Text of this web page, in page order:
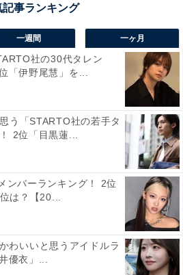
を一度に楽しめる場所として高
ン、カフェのしらす丼が有名で
い」（20代女性／高知県）、
けが有名ですし、道の駅でしい
のでご当地グルメを味わいたい
す」（30代男性／福岡県）、
生しらす丼』や、延岡名物の
らではの『冷や汁』など、魅力
ができます」（40代女性／滋賀
マです
一週間 一ヶ月
社の30代タレン
「伊野尾慧」を...
う「STARTO社の若手タ
2位「目黒蓮...
ンバーランキング！ 2位
は？【20...
わいいと思うアイドルラ
優衣」...